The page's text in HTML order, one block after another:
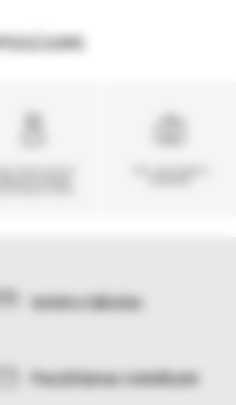
Izmēru tabulas
Pasūtīšanas noteikumi